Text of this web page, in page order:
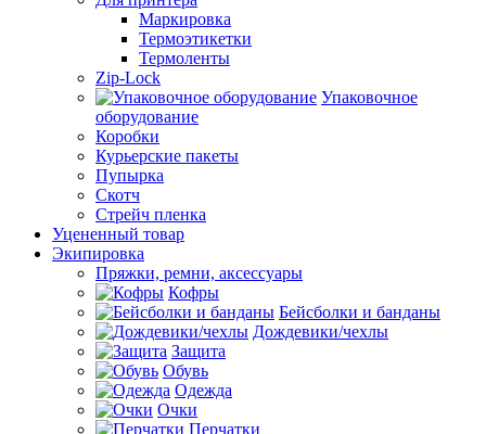
Маркировка
Термоэтикетки
Термоленты
Zip-Lock
Упаковочное
оборудование
Коробки
Курьерские пакеты
Пупырка
Скотч
Стрейч пленка
Уцененный товар
Экипировка
Пряжки, ремни, аксессуары
Кофры
Бейсболки и банданы
Дождевики/чехлы
Защита
Обувь
Одежда
Очки
Перчатки